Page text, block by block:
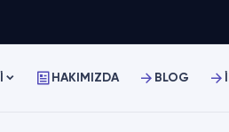
HAKIMIZDA BLOG